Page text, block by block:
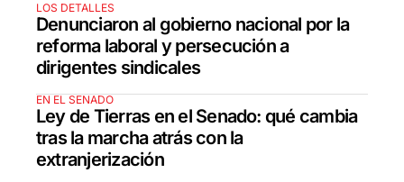
LOS DETALLES
Denunciaron al gobierno nacional por la
reforma laboral y persecución a
dirigentes sindicales
EN EL SENADO
Ley de Tierras en el Senado: qué cambia
tras la marcha atrás con la
extranjerización